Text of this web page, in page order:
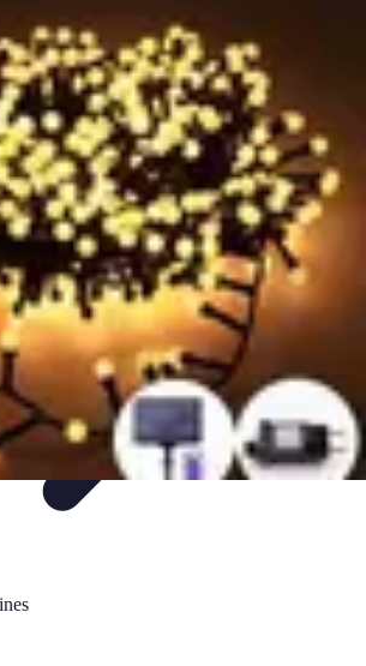
ListiclesJardineríaCuidados de Plantas